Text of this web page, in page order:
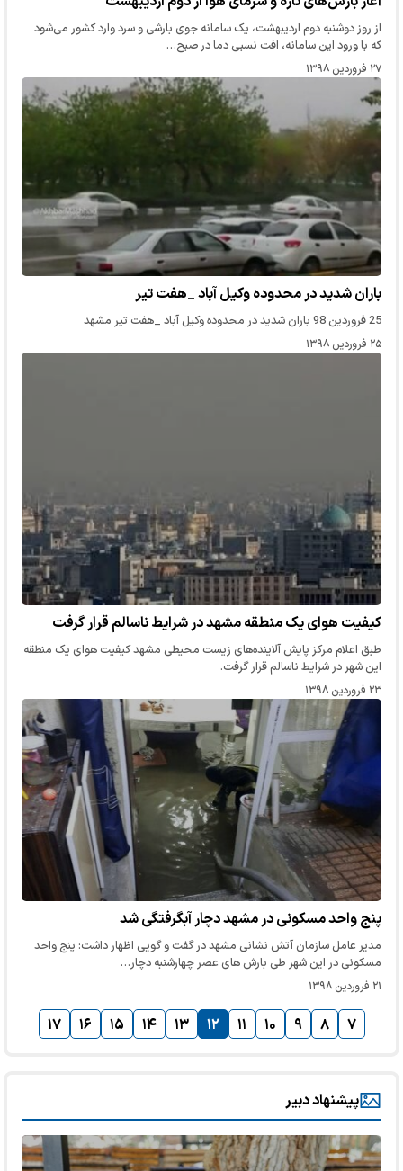
از روز دوشنبه دوم اردیبهشت، یک سامانه جوی بارشی و سرد وارد کشور می‌شود
که با ورود این سامانه، افت نسبی دما در صبح…
۲۷ فروردین ۱۳۹۸
باران شدید در محدوده وکیل آباد _هفت تیر
25 فروردین 98 باران شدید در محدوده وکیل آباد _هفت تیر مشهد
۲۵ فروردین ۱۳۹۸
کیفیت هوای یک منطقه مشهد در شرایط ناسالم قرار گرفت
طبق اعلام مرکز پایش آلاینده‌های زیست محیطی مشهد کیفیت هوای یک منطقه
این شهر در شرایط ناسالم قرار گرفت.
۲۳ فروردین ۱۳۹۸
پنج واحد مسکونی در مشهد دچار آبگرفتگی شد
مدیر عامل سازمان آتش نشانی مشهد در گفت و گویی اظهار داشت: پنج واحد
مسکونی در این شهر طی بارش های عصر چهارشنبه دچار…
۲۱ فروردین ۱۳۹۸
۷ ۸ ۹ ۱۰ ۱۱ ۱۲ ۱۳ ۱۴ ۱۵ ۱۶ ۱۷
پیشنهاد دبیر